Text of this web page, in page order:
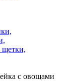
щетки,
с овощами